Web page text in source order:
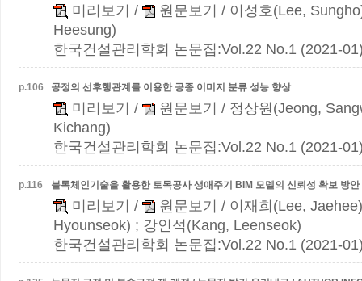
미리보기 / 원문보기
/ 이성호(Lee,
Heesung)
한국건설관리학회 논문집:Vol.22 No.1 (2021-
p.106 공정의 선후행관계를 이용한 공종 이미지 분류 성능 향상
미리보기 / 원문보기
/ 정상원(Jeong,
Kichang)
한국건설관리학회 논문집:Vol.22 No.1 (2021-
p.116 블록체인기술을 활용한 토목공사 생애주기 BIM 모델의 신뢰성 확보 방안
미리보기 / 원문보기
/ 이재희(Lee,
Hyounseok) ; 강인석(Kang, Leenseok)
한국건설관리학회 논문집:Vol.22 No.1 (2021-